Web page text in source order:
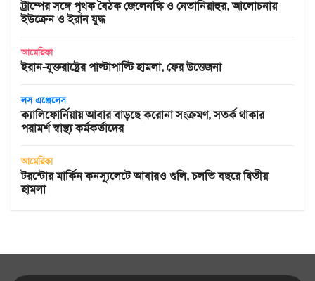
ট্রাম্পের সঙ্গে পৃথক বৈঠক জেলেনস্কি ও নেতানিয়াহুর, আলোচনায়
ইউক্রেন ও ইরান যুদ্ধ
আমেরিকা
ইরান-যুক্তরাষ্ট্রের পাল্টাপাল্টি হামলা, ফের উত্তেজনা
লস এঞ্জেলেস
ক্যালিফোর্নিয়ায় আবার বাড়ছে করোনা সংক্রমণ, সতর্ক থাকার
পরামর্শ স্বাস্থ্য কর্মকর্তাদের
আমেরিকা
টরন্টোর মার্কিন কনস্যুলেটে আবারও গুলি, চলতি বছরে দ্বিতীয়
হামলা